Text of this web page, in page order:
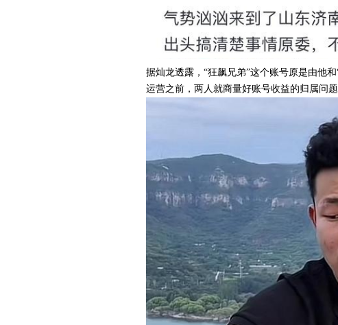
据灿龙透露，“狂飙兄弟”这个账号原是由他
运营之前，两人就商量好账号收益的归属问